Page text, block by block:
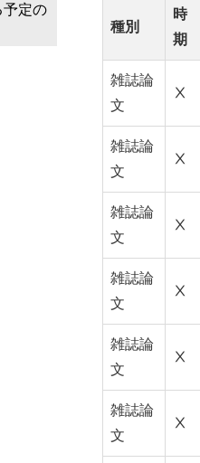
種別
時
期
雑誌論
文
Ⅹ
雑誌論
文
Ⅹ
雑誌論
文
Ⅹ
雑誌論
文
Ⅹ
雑誌論
文
Ⅹ
雑誌論
文
Ⅹ
予定の